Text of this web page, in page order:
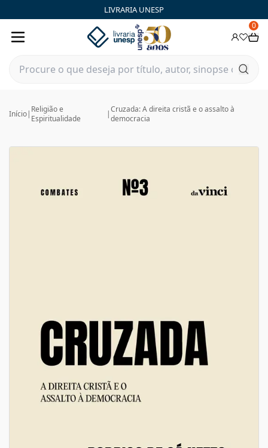
LIVRARIA UNESP
0
Início| Religião e
Espiritualidade
|Cruzada: A direita cristã e o assalto à
democracia